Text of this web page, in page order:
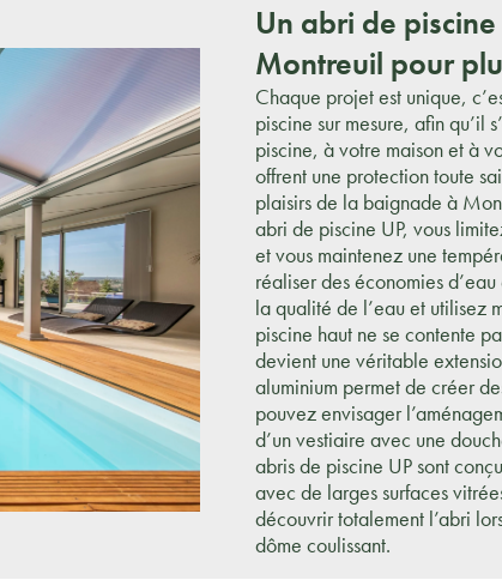
Un abri de
Montreuil pour
Chaque projet est unique,
piscine sur mesure, afin qu’il
piscine, à votre maison et à
offrent une protection toute
plaisirs de la baignade à
abri de piscine UP, vous
et vous maintenez une
réaliser des économies
la qualité de l’eau et utilisez
piscine haut ne se contente
devient une véritable
aluminium permet de créer
pouvez envisager
d’un vestiaire avec une
abris de piscine UP sont
avec de larges surfaces
découvrir totalement l’abri
dôme coulissant.